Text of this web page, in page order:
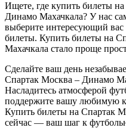
Ищете, где купить билеты
Динамо Махачкала? У нас
выберите интересующий вас
билеты. Купить билеты на
Махачкала стало проще
Сделайте ваш день
Спартак Москва – Динамо
Насладитесь атмосферой
поддержите вашу любимую
Купить билеты на Спартак
сейчас — ваш шаг к